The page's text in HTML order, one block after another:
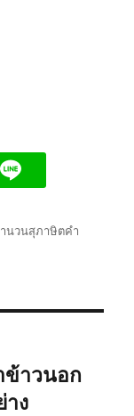
นวนสุภาษิตคำ
ข้าวนอก
ง